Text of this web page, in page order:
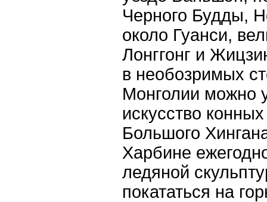
Черного Будды,
около Гуанси,
Лонггонг и
в необозримых
Монголии можно
искусство
Большого
Харбине
ледяной
покататься на